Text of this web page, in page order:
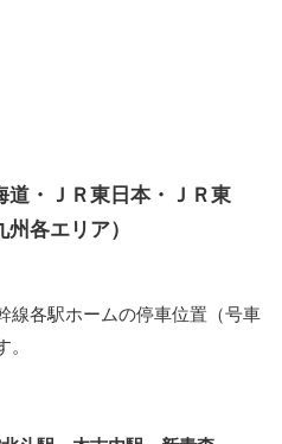
道・ＪＲ東日本・ＪＲ東
各エリア）
線各駅ホームの停車位置（号車